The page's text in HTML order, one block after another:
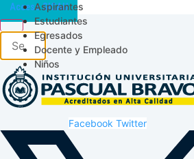
Aspirantes
Estudiantes
Egresados
Docente y Empleado
Niños
Acceso SICAU
Facebook Twitter